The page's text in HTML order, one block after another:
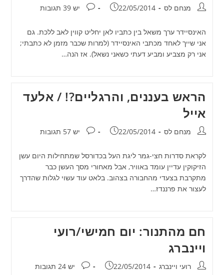
מחבר:מנחם לס פורסם:
22/05/2014 תגובות:
יש 39 תגובות
האינסיידר ערך משאל בין כתביו לאן יחליט קווין לאב ללכת. גם
אני שייך לאחד מכתבי האינסיידר (למרות שכבר מזמן לא כתבתי;
אני רק מצביע ומביע דעתי כשאני נשאל). אז הנה…
הראש בעננים, והרגליים?! / אלעד
אייל
מחבר:מנחם לס פורסם:
22/05/2014 תגובות:
יש 57 תגובות
לקראת סדרות חצי-גמר ליגת העל בכדורסל שמתחילות היום עשן
הזיקוקין עדיין עומד באוויר, אבל מאחורי מסך העשן כבר
מתקרבת בצעדי מהחבורה בצהוב. בלאט עוד עשוי לגלות שהדרך
לעצור את פרננדז…
חם מהתנור: יום חמישי/רועי
ויינברג
מחבר:רועי ויינברג פורסם:
22/05/2014 תגובות:
יש 24 תגובות